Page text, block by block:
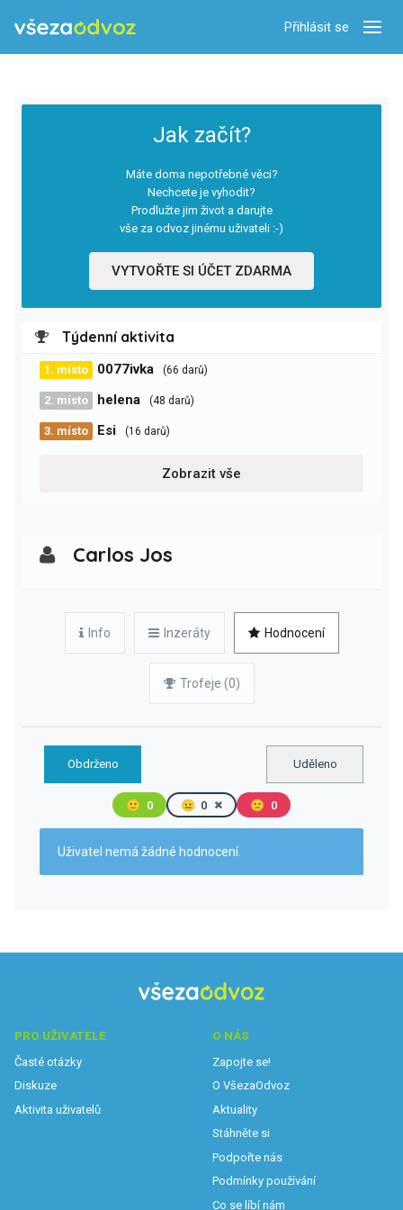
Přihlásit se
Jak začít?
Máte doma nepotřebné věci?
Nechcete je vyhodit?
Prodlužte jim život a darujte
vše za odvoz jinému uživateli :-)
VYTVOŘTE SI ÚČET ZDARMA
Týdenní aktivita
1. místo 0077ivka (66 darů)
2. místo helena (48 darů)
3. místo Esi (16 darů)
Zobrazit vše
Carlos Jos
Info Inzeráty Hodnocení
Trofeje (0)
Obdrženo Uděleno
🙂 0 😐 0 🙁 0
Uživatel nemá žádné hodnocení.
PRO UŽIVATELE
Časté otázky
Diskuze
Aktivita uživatelů
O NÁS
Zapojte se!
O VšezaOdvoz
Aktuality
Stáhněte si
Podpořte nás
Podmínky používání
Co se líbí nám